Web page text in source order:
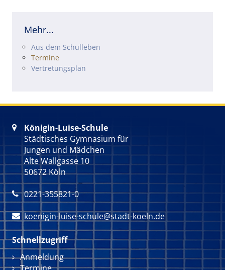
Mehr...
Navigation überspringen
Aus dem Schulleben
Termine
Vertretungsplan

Königin-Luise-Schule
Städtisches Gymnasium für
Jungen und Mädchen
Alte Wallgasse 10
50672 Köln
 0221-355821-0
 koenigin-luise-schule@stadt-koeln.de
Schnellzugriff
Navigation überspringen
Anmeldung